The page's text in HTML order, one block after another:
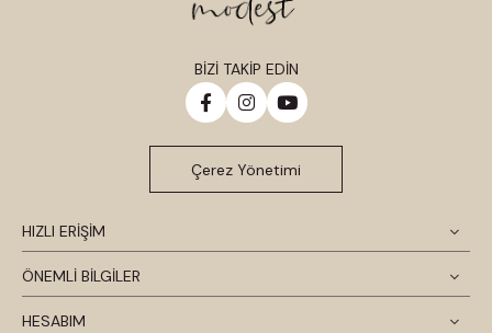
HIZLI ERİŞİM
ÖNEMLİ BİLGİLER
HESABIM
BİZİ TAKİP EDİN
Çerez Yönetimi